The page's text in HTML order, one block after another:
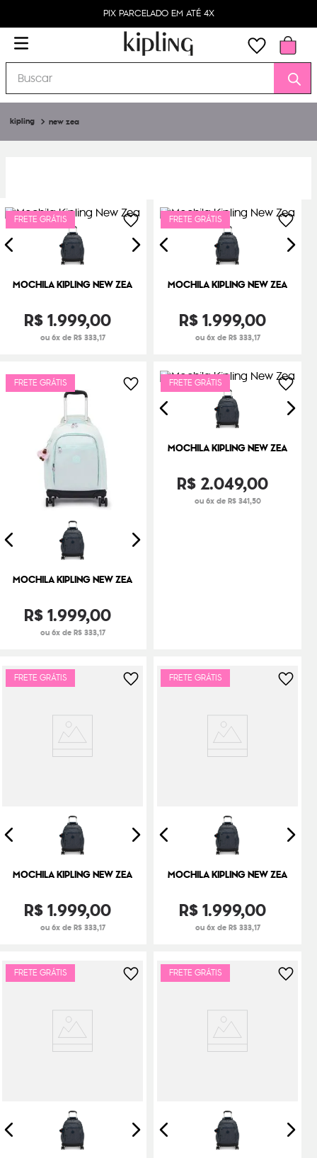
PIX PARCELADO EM ATÉ 4X
Buscar
new zea
FRETE GRÁTIS
MOCHILA KIPLING NEW ZEA
R$1.999,00
ou 6x de R$ 333,17
FRETE GRÁTIS
MOCHILA KIPLING NEW ZEA
R$1.999,00
ou 6x de R$ 333,17
FRETE GRÁTIS
MOCHILA KIPLING NEW ZEA
R$1.999,00
ou 6x de R$ 333,17
FRETE GRÁTIS
MOCHILA KIPLING NEW ZEA
R$2.049,00
ou 6x de R$ 341,50
FRETE GRÁTIS
MOCHILA KIPLING NEW ZEA
R$1.999,00
ou 6x de R$ 333,17
FRETE GRÁTIS
MOCHILA KIPLING NEW ZEA
R$1.999,00
ou 6x de R$ 333,17
FRETE GRÁTIS FRETE GRÁTIS